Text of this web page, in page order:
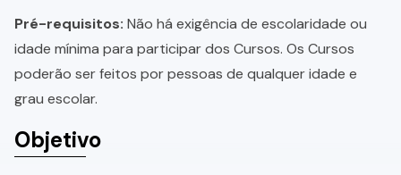
Pré-requisitos: Não há exigência de escolaridade ou
idade mínima para participar dos Cursos. Os Cursos
poderão ser feitos por pessoas de qualquer idade e
grau escolar.
Objetivo